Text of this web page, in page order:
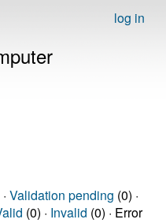
log in
Validation pending (0) ·
(0) · Invalid (0) · Error